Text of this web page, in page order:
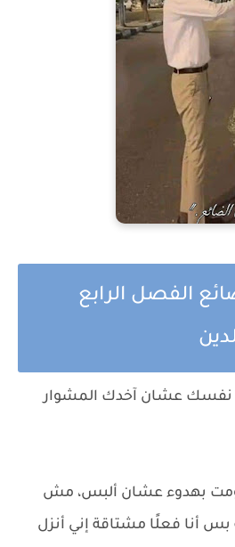
الفصل الرابع
نفسك عشان آخدك المشوار
بهدوء عشان ألبس، مش
أنا فعلًا مشتاقة إني أنزل